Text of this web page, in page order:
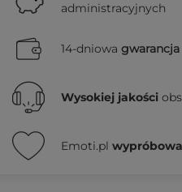
administracyjnych
14-dniowa
Wysokiej jakości
Emoti.pl